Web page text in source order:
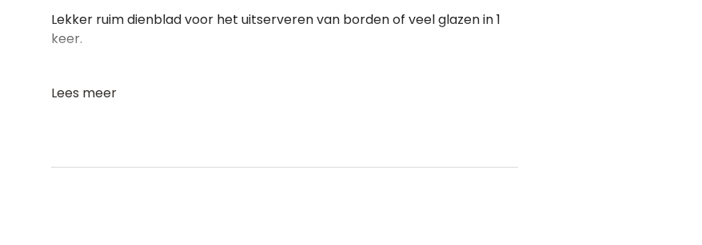
Lekker ruim dienblad voor het uitserveren van borden of veel glazen in 1
keer.
Lees meer